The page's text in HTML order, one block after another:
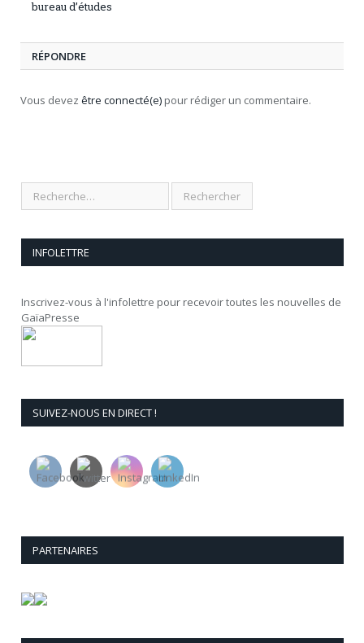
bureau d’études
RÉPONDRE
Vous devez être connecté(e) pour rédiger un commentaire.
INFOLETTRE
Inscrivez-vous à l'infolettre pour recevoir toutes les nouvelles de
GaïaPresse
SUIVEZ-NOUS EN DIRECT !
PARTENAIRES